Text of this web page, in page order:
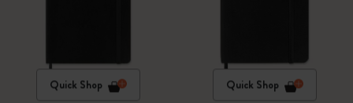
Quick Shop Quick Shop